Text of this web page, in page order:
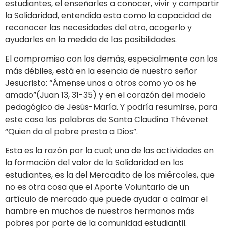
estudiantes, el enseñarles a conocer, vivir y compartir
la Solidaridad, entendida esta como la capacidad de
reconocer las necesidades del otro, acogerlo y
ayudarles en la medida de las posibilidades.
El compromiso con los demás, especialmente con los
más débiles, está en la esencia de nuestro señor
Jesucristo: “Ámense unos a otros como yo os he
amado”(Juan 13, 31-35) y en el corazón del modelo
pedagógico de Jesús-María. Y podría resumirse, para
este caso las palabras de Santa Claudina Thévenet
“Quien da al pobre presta a Dios”.
Esta es la razón por la cual; una de las actividades en
la formación del valor de la Solidaridad en los
estudiantes, es la del Mercadito de los miércoles, que
no es otra cosa que el Aporte Voluntario de un
artículo de mercado que puede ayudar a calmar el
hambre en muchos de nuestros hermanos más
pobres por partede la comunidad estudiantil.